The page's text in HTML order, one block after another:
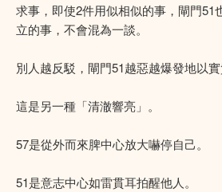
求事，即使2件用似相似的事，閘門51
立的事，不會混為一談。
別人越反駁，閘門51越惡越爆發地以實
這是另一種「清澈響亮」。
57是從外而來脾中心放大嚇停自己。
51是意志中心如雷貫耳拍醒他人。